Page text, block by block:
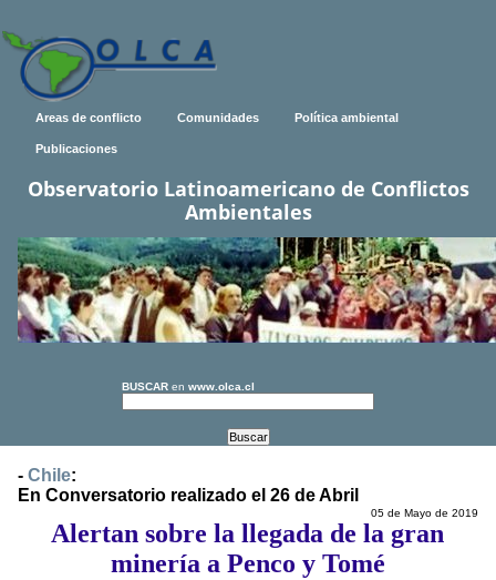
Areas de conflicto Comunidades Política ambiental
Publicaciones
Observatorio Latinoamericano de Conflictos
Ambientales
BUSCAR en www.olca.cl
- Chile:
En Conversatorio realizado el 26 de Abril
05 de Mayo de 2019
Alertan sobre la llegada de la gran
minería a Penco y Tomé